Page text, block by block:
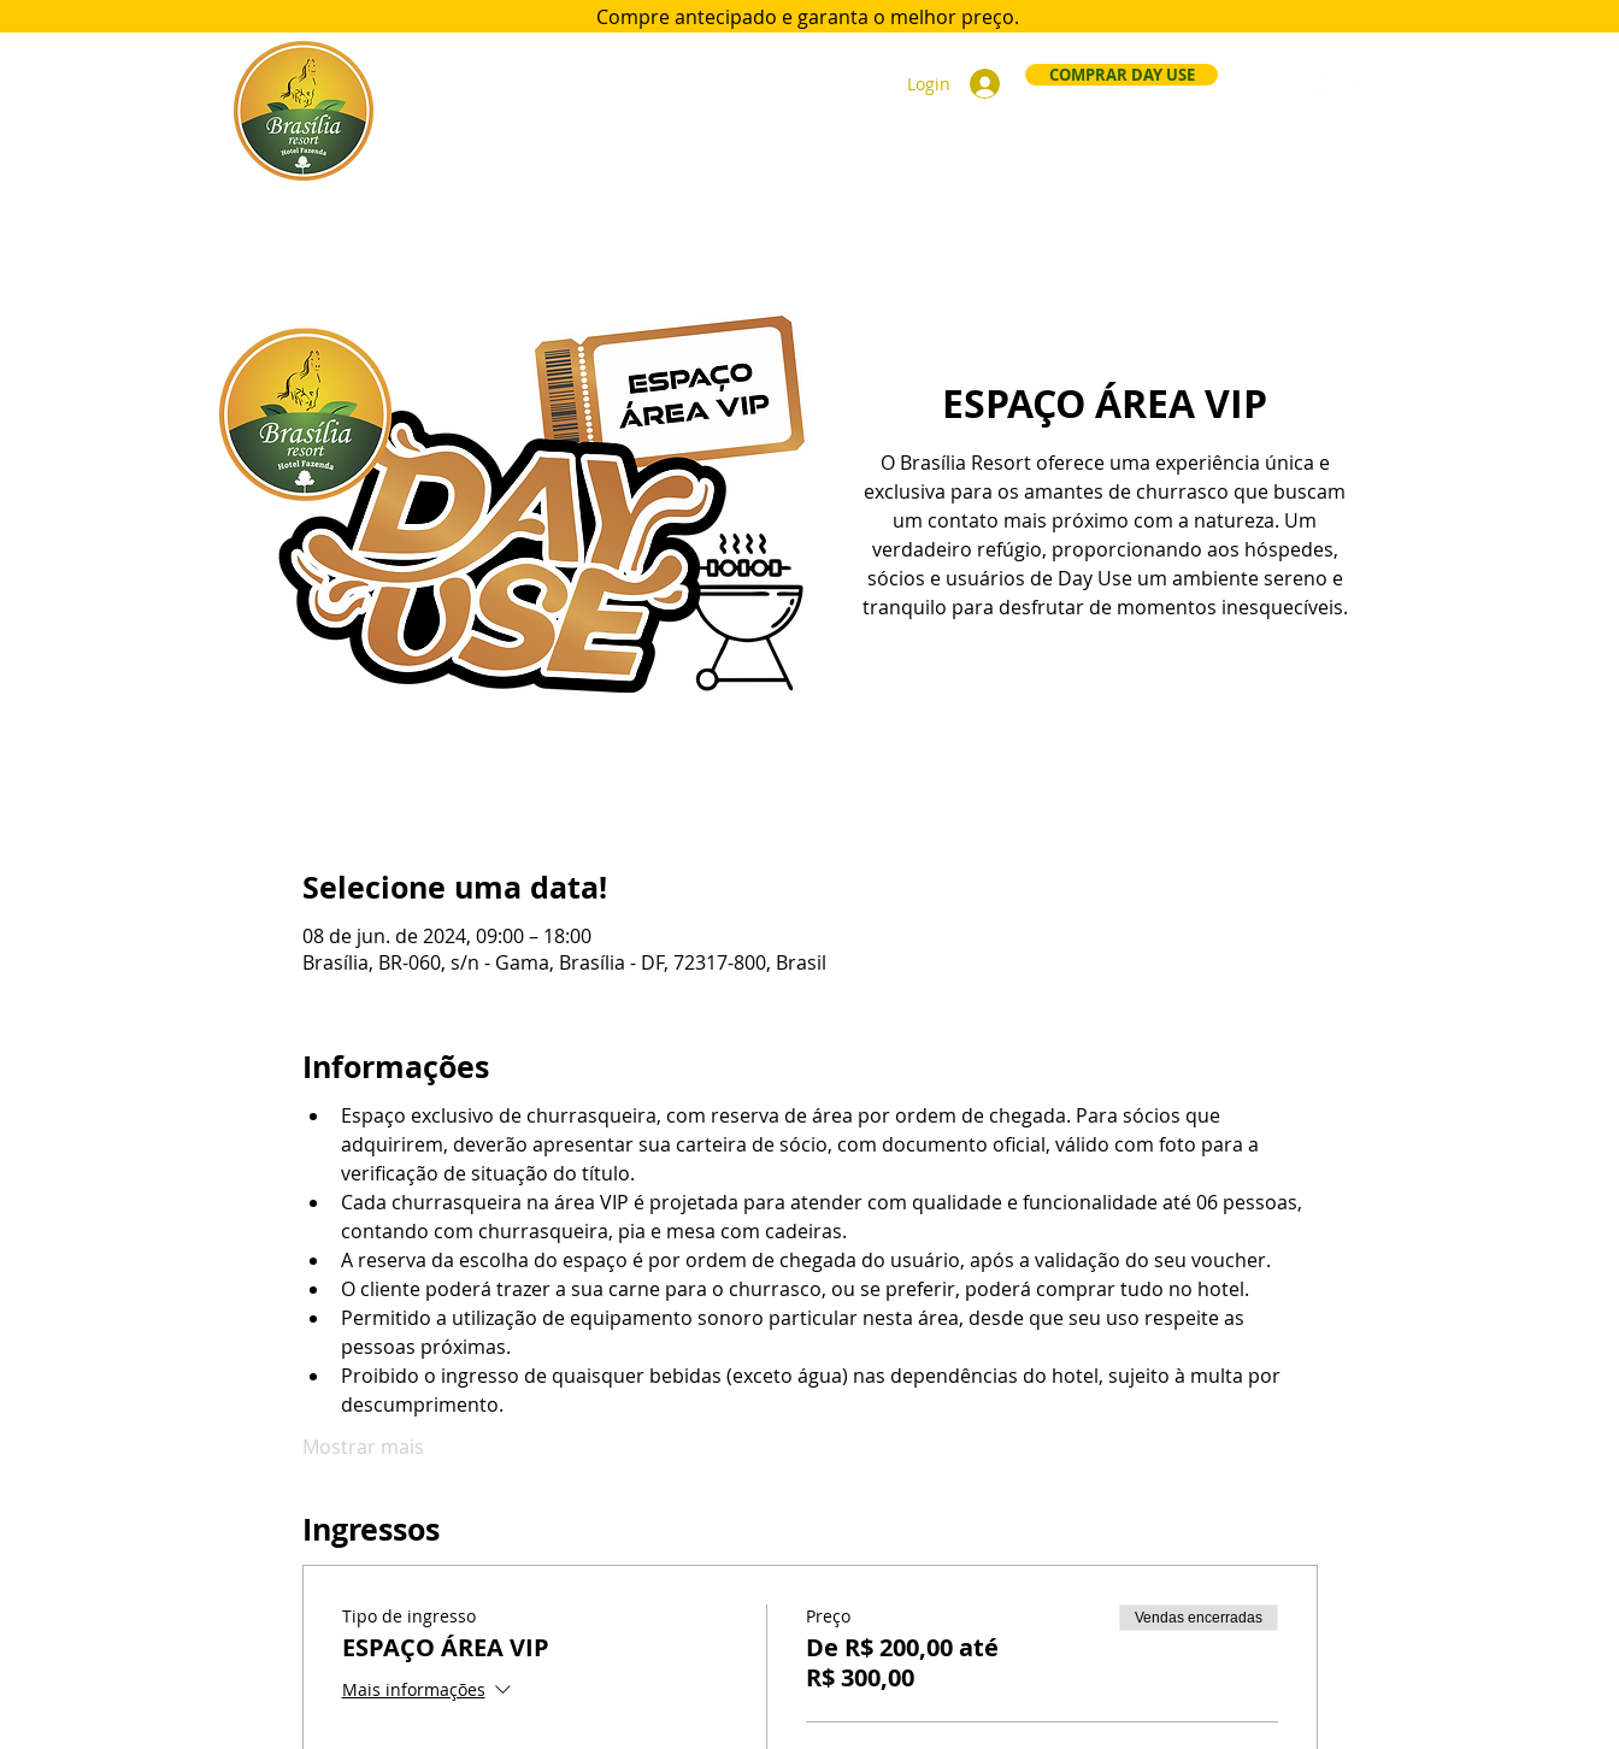
Compre antecipado e garanta o melhor preço.
Login COMPRAR DAY USE
ESPAÇO ÁREA VIP
O Brasília Resort oferece uma experiência única e
exclusiva para os amantes de churrasco que buscam
um contato mais próximo com a natureza. Um
verdadeiro refúgio, proporcionando aos hóspedes,
sócios e usuários de Day Use um ambiente sereno e
tranquilo para desfrutar de momentos inesquecíveis.
Selecione uma data!
08 de jun. de 2024, 09:00 – 18:00
Brasília, BR-060, s/n - Gama, Brasília - DF, 72317-800, Brasil
Informações
Espaço exclusivo de churrasqueira, com reserva de área por ordem de chegada. Para sócios que
adquirirem, deverão apresentar sua carteira de sócio, com documento oficial, válido com foto para a
verificação de situação do título.
Cada churrasqueira na área VIP é projetada para atender com qualidade e funcionalidade até 06 pessoas,
contando com churrasqueira, pia e mesa com cadeiras.
A reserva da escolha do espaço é por ordem de chegada do usuário, após a validação do seu voucher.
O cliente poderá trazer a sua carne para o churrasco, ou se preferir, poderá comprar tudo no hotel.
Permitido a utilização de equipamento sonoro particular nesta área, desde que seu uso respeite as
pessoas próximas.
Proibido o ingresso de quaisquer bebidas (exceto água) nas dependências do hotel, sujeito à multa por
descumprimento.
Mostrar mais
Ingressos
Tipo de ingresso
ESPAÇO ÁREA VIP
Mais informações
Preço
De R$ 200,00 até
R$ 300,00
Vendas encerradas